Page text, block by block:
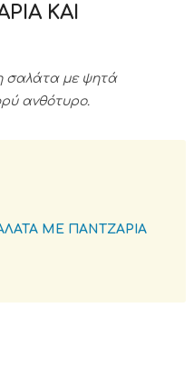
ΚΑΙ
σαλάτα με ψητά
ανθότυρο.
ΜΕ ΠΑΝΤΖΑΡΙΑ